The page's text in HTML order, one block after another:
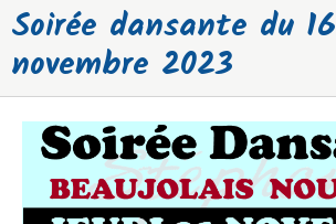
Soirée dansante du 16
novembre 2023